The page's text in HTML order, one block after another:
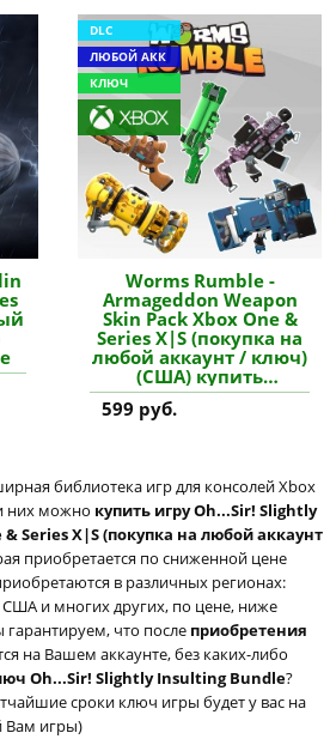
DLC
ЛЮБОЙ АКК
КЛЮЧ
Worms Rumble -
Armageddon Weapon
Skin Pack Xbox One &
Series X|S (покупка на
любой аккаунт / ключ)
(США) купить
дополнение
599 руб.
библиотека игр для консолей Xbox
них можно купить игру Oh...Sir! Slightly
Series X|S (покупка на любой аккаунт
приобретается по сниженной цене
в различных регионах:
США и многих других, по цене, ниже
что после приобретения
на Вашем аккаунте, без каких-либо
Oh...Sir! Slightly Insulting Bundle?
сроки ключ игры будет у вас на
Вам игры)